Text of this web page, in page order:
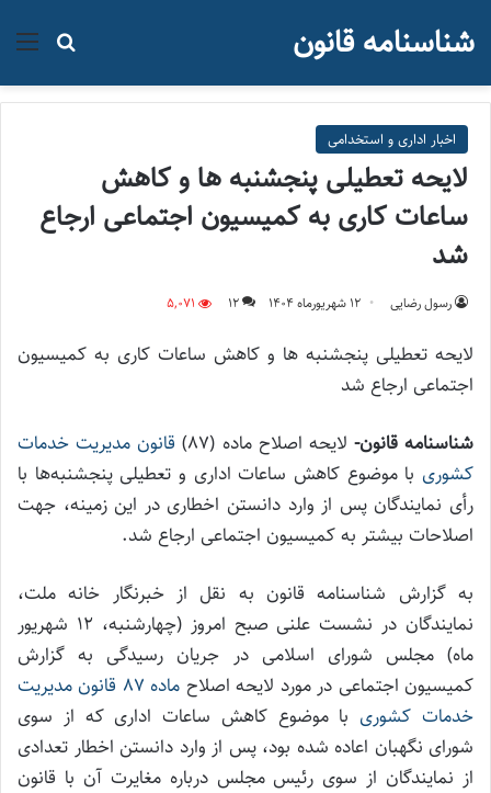
جستجو شناسنامه قانون
اخبار اداری و استخدامی
لایحه تعطیلی پنجشنبه ها و کاهش
ساعات کاری به کمیسیون اجتماعی ارجاع
شد
رسول رضایی ۱۲ شهریور‌ماه ۱۴۰۴ 12
5,071
لایحه تعطیلی پنجشنبه ها و کاهش ساعات کاری به کمیسیون
اجتماعی ارجاع شد
شناسنامه قانون- لایحه اصلاح ماده (87)
قانون مدیریت خدمات
کشوری با موضوع کاهش ساعات اداری و تعطیلی پنجشنبه‌ها با
رأی نمایندگان پس از وارد دانستن اخطاری در این زمینه، جهت
اصلاحات بیشتر به کمیسیون اجتماعی ارجاع شد.
به گزارش شناسنامه قانون به نقل از خبرنگار خانه ملت،
نمایندگان در نشست علنی صبح امروز (چهارشنبه، 12 شهریور
ماه) مجلس شورای اسلامی در جریان رسیدگی به گزارش
کمیسیون اجتماعی در مورد لایحه اصلاح
ماده 87 قانون مدیریت
خدمات کشوری با موضوع کاهش ساعات اداری که از سوی
شورای نگهبان اعاده شده بود، پس از وارد دانستن اخطار تعدادی
از نمایندگان از سوی رئیس مجلس درباره مغایرت آن با قانون